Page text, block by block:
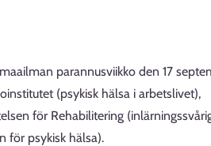
parannusviikko den 17
(psykisk hälsa i arbetslivet),
för Rehabilitering
för psykisk hälsa).